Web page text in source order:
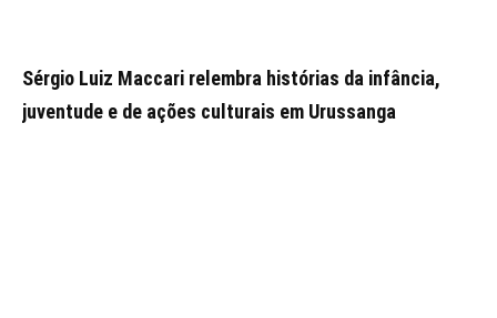
Sérgio Luiz Maccari relembra histórias da infância,
juventude e de ações culturais em Urussanga